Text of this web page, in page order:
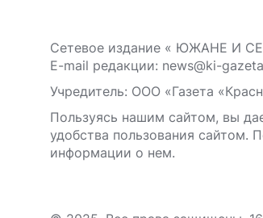
Сетевое издание « ЮЖАНЕ И
E-mail редакции: news@ki-
Учредитель: ООО «Газета
Пользуясь нашим сайтом, вы
удобства пользования сайтом.
информации о нем.